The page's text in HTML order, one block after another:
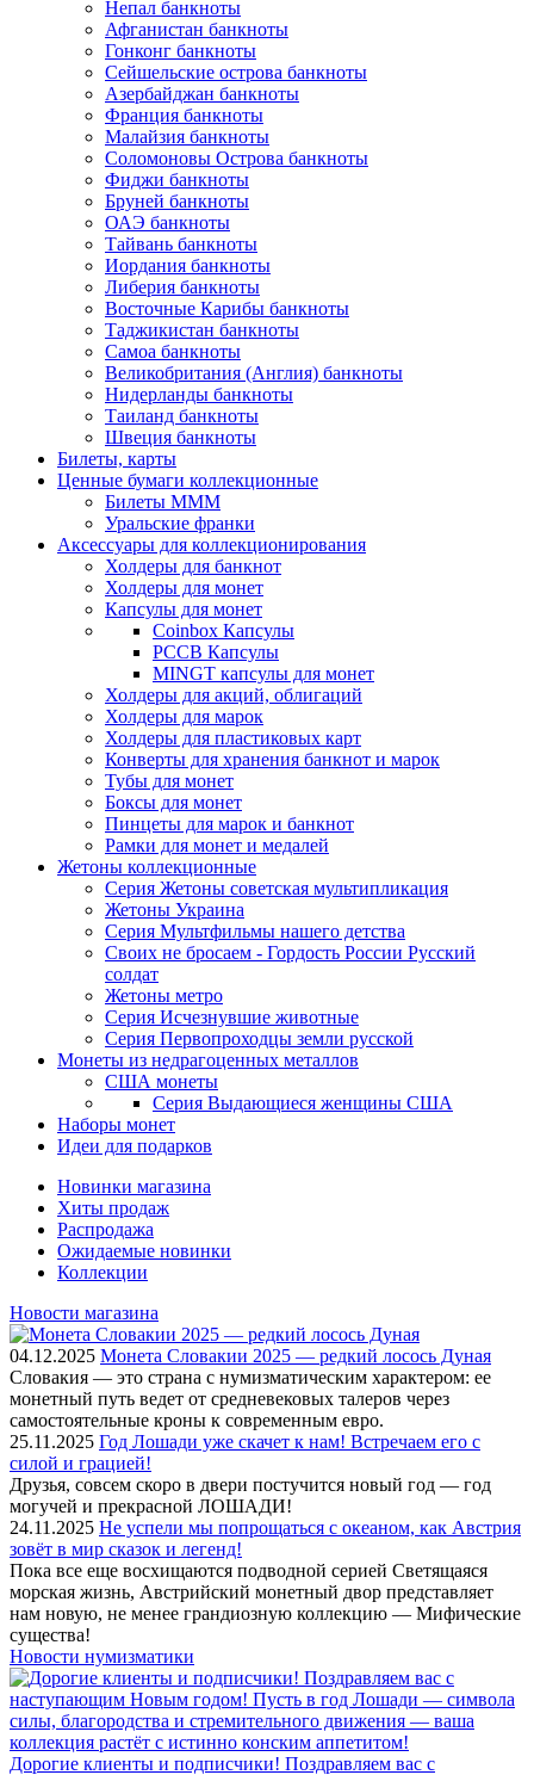
Непал банкноты
Афганистан банкноты
Гонконг банкноты
Сейшельские острова банкноты
Азербайджан банкноты
Франция банкноты
Малайзия банкноты
Соломоновы Острова банкноты
Фиджи банкноты
Бруней банкноты
ОАЭ банкноты
Тайвань банкноты
Иордания банкноты
Либерия банкноты
Восточные Карибы банкноты
Таджикистан банкноты
Самоа банкноты
Великобритания (Англия) банкноты
Нидерланды банкноты
Таиланд банкноты
Швеция банкноты
Билеты, карты
Ценные бумаги коллекционные
Билеты МММ
Уральские франки
Аксессуары для коллекционирования
Холдеры для банкнот
Холдеры для монет
Капсулы для монет
Coinbox Капсулы
РССВ Капсулы
MINGT капсулы для монет
Холдеры для акций, облигаций
Холдеры для марок
Холдеры для пластиковых карт
Конверты для хранения банкнот и марок
Тубы для монет
Боксы для монет
Пинцеты для марок и банкнот
Рамки для монет и медалей
Жетоны коллекционные
Серия Жетоны советская мультипликация
Жетоны Украина
Серия Мультфильмы нашего детства
Своих не бросаем - Гордость России Русский
солдат
Жетоны метро
Серия Исчезнувшие животные
Серия Первопроходцы земли русской
Монеты из недрагоценных металлов
США монеты
Серия Выдающиеся женщины США
Наборы монет
Идеи для подарков
Новинки магазина
Хиты продаж
Распродажа
Ожидаемые новинки
Коллекции
Новости магазина
04.12.2025 Монета Словакии 2025 — редкий лосось Дуная
Словакия — это страна с нумизматическим характером: ее
монетный путь ведет от средневековых талеров через
самостоятельные кроны к современным евро.
25.11.2025 Год Лошади уже скачет к нам! Встречаем его с
силой и грацией!
Друзья, совсем скоро в двери постучится новый год — год
могучей и прекрасной ЛОШАДИ!
24.11.2025 Не успели мы попрощаться с океаном, как Австрия
зовёт в мир сказок и легенд!
Пока все еще восхищаются подводной серией Светящаяся
морская жизнь, Австрийский монетный двор представляет
нам новую, не менее грандиозную коллекцию — Мифические
существа!
Новости нумизматики
Дорогие клиенты и подписчики! Поздравляем вас с